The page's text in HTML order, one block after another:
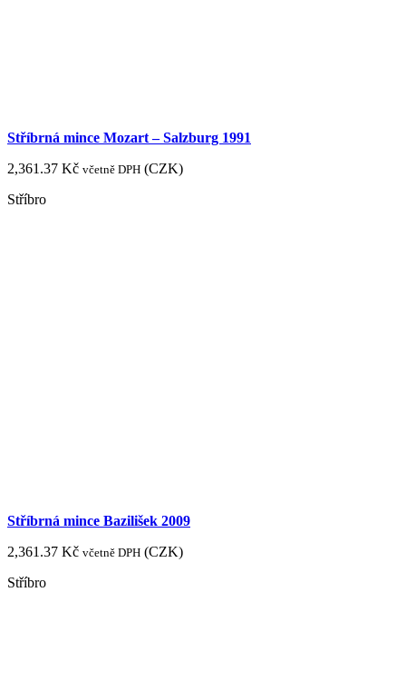
Stříbrná mince Mozart – Salzburg 1991
2,361.37 Kč včetně DPH (CZK)
Stříbro
Stříbrná mince Bazilišek 2009
2,361.37 Kč včetně DPH (CZK)
Stříbro